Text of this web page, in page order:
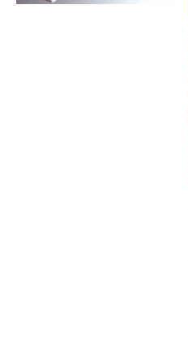
Компрессионные
Эмали универсальные
Магнитные панели на